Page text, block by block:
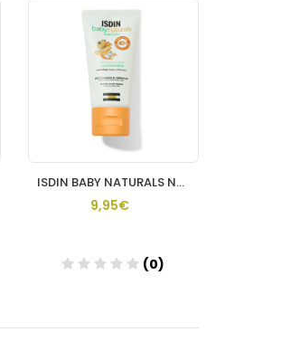
Añadir
ISDIN BABY NATURALS NUTRAISDIN POMADA DEL PAÑAL REGENERADORA
9,95€
(0)